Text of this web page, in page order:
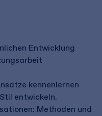
Entwicklung
kennenlernen
entwickeln.
Methoden und